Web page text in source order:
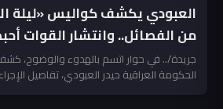
العبودي يكشف كواليس «ليلة
من الفصائل.. وانتشار القوات
جريدة/.. في حوار اتسم بالهدوء والوضوح،
الحكومة العراقية حيدر العبودي، تفاصيل